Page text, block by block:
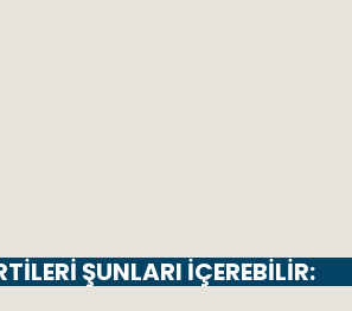
ŞUNLARI IÇEREBILIR: